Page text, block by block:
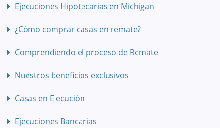
Ejecuciones Hipotecarias en Michigan
¿Cómo comprar casas en remate?
Comprendiendo el proceso de Remate
Nuestros beneficios exclusivos
Casas en Ejecución
Ejecuciones Bancarias